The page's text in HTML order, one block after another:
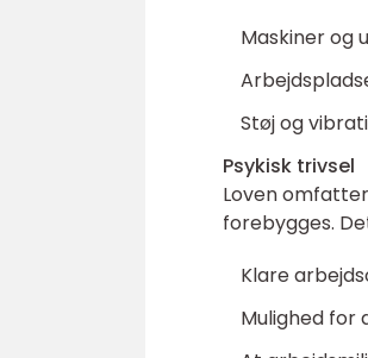
Maskiner og
Støj og
Psykisk trivsel
Loven
forebygges.
Klare
Mulighed for